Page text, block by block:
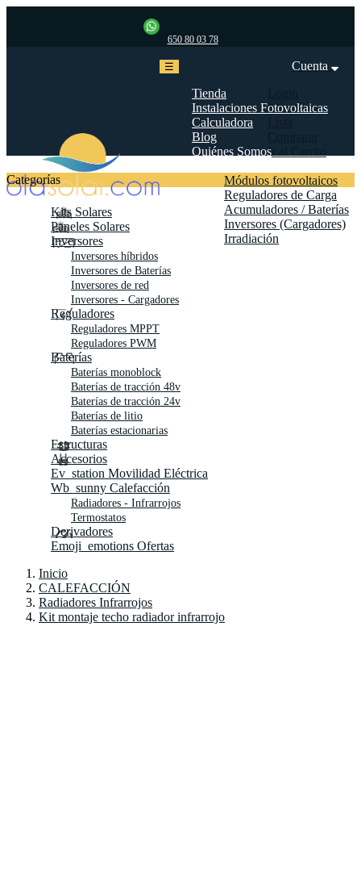
650 80 03 78
Cuenta
Mi cuenta
Ir al Carrito
Navegación
palanca
☰
Tienda
Instalaciones Fotovoltaicas
Calculadora
Blog
Quiénes Somos
Módulos fotovoltaicos
Reguladores de Carga
Acumuladores / Baterías
Inversores (Cargadores)
Irradiación
Categorías
Kits Solares
Paneles Solares
Inversores
Inversores híbridos
Inversores de Baterías
Inversores de red
Inversores - Cargadores
Reguladores
Reguladores MPPT
Reguladores PWM
Baterías
Baterías monoblock
Baterías de tracción 48v
Baterías de tracción 24v
Baterías de litio
Baterías estacionarias
Estructuras
Accesorios
Ev_station Movilidad Eléctrica
Wb_sunny Calefacción
Radiadores - Infrarrojos
Termostatos
Derivadores
Emoji_emotions Ofertas
Inicio
CALEFACCIÓN
Radiadores Infrarrojos
Kit montaje techo radiador infrarrojo